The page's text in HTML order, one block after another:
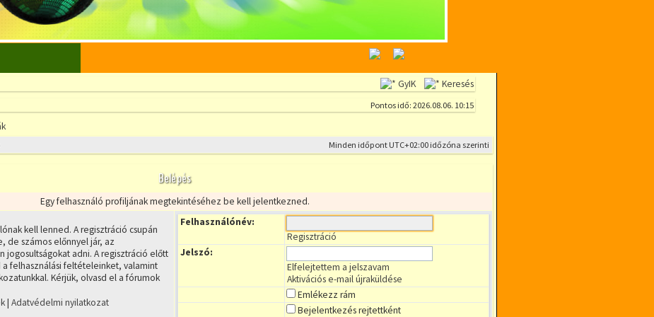
GyIK Keresés
Pontos idő: 2026.08.06. 10:15
Minden időpont UTC+02:00 időzóna szerinti
Belépés
Egy felhasználó profiljának megtekintéséhez be kell jelentkezned.
kell lenned. A regisztráció csupán
de számos előnnyel jár, az
jogosultságokat adni. A regisztráció előtt
felhasználási feltételeinket, valamint
Kérjük, olvasd el a fórumok
| Adatvédelmi nyilatkozat
Felhasználónév:
Regisztráció
Jelszó:
Elfelejtettem a jelszavam
Aktivációs e-mail újraküldése
Emlékezz rám
Bejelentkezés rejtettként